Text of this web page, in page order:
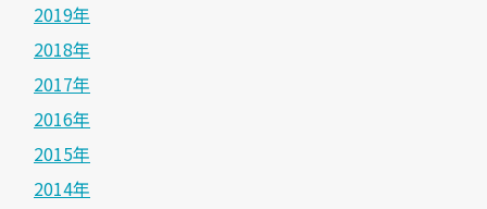
2019年
2018年
2017年
2016年
2015年
2014年